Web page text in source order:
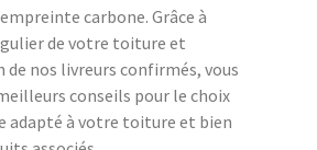
carbone. Grâce à
de votre toiture et
nos livreurs confirmés, vous
conseils pour le choix
adapté à votre toiture et bien